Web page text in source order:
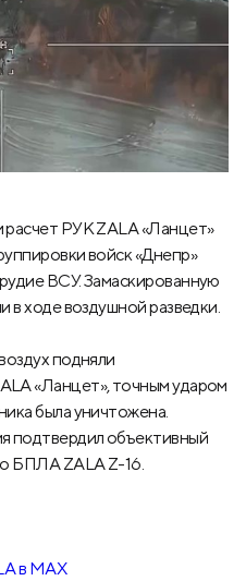
РУК ZALA «Ланцет»
войск «Днепр»
ВСУ. Замаскированную
в ходе воздушной разведки.
подняли
«Ланцет», точным ударом
была уничтожена.
подтвердил объективный
БПЛА ZALA Z-16.
в МАХ